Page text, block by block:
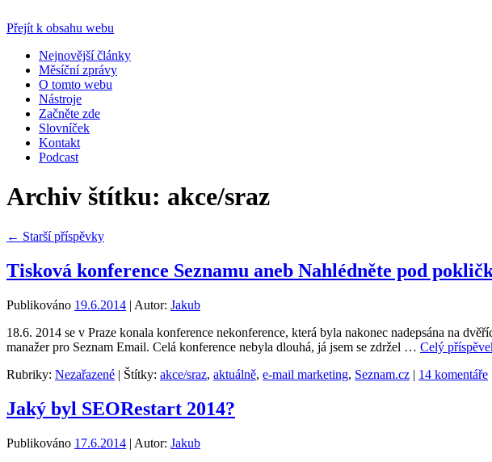
Přejít k obsahu webu
Nejnovější články
Měsíční zprávy
O tomto webu
Nástroje
Začněte zde
Slovníček
Kontakt
Podcast
Archiv štítku: akce/sraz
← Starší příspěvky
Tisková konference Seznamu aneb Nahlédněte pod
Publikováno 19.6.2014 | Autor: Jakub
18.6. 2014 se v Praze konala konference nekonference, která byla nakonec nadepsána na
manažer pro Seznam Email. Celá konference nebyla dlouhá, já jsem se zdržel … Celý
Rubriky: Nezařazené | Štítky: akce/sraz, aktuálně, e-mail marketing, Seznam.cz | 14 komentáře
Jaký byl SEORestart 2014?
Publikováno 17.6.2014 | Autor: Jakub